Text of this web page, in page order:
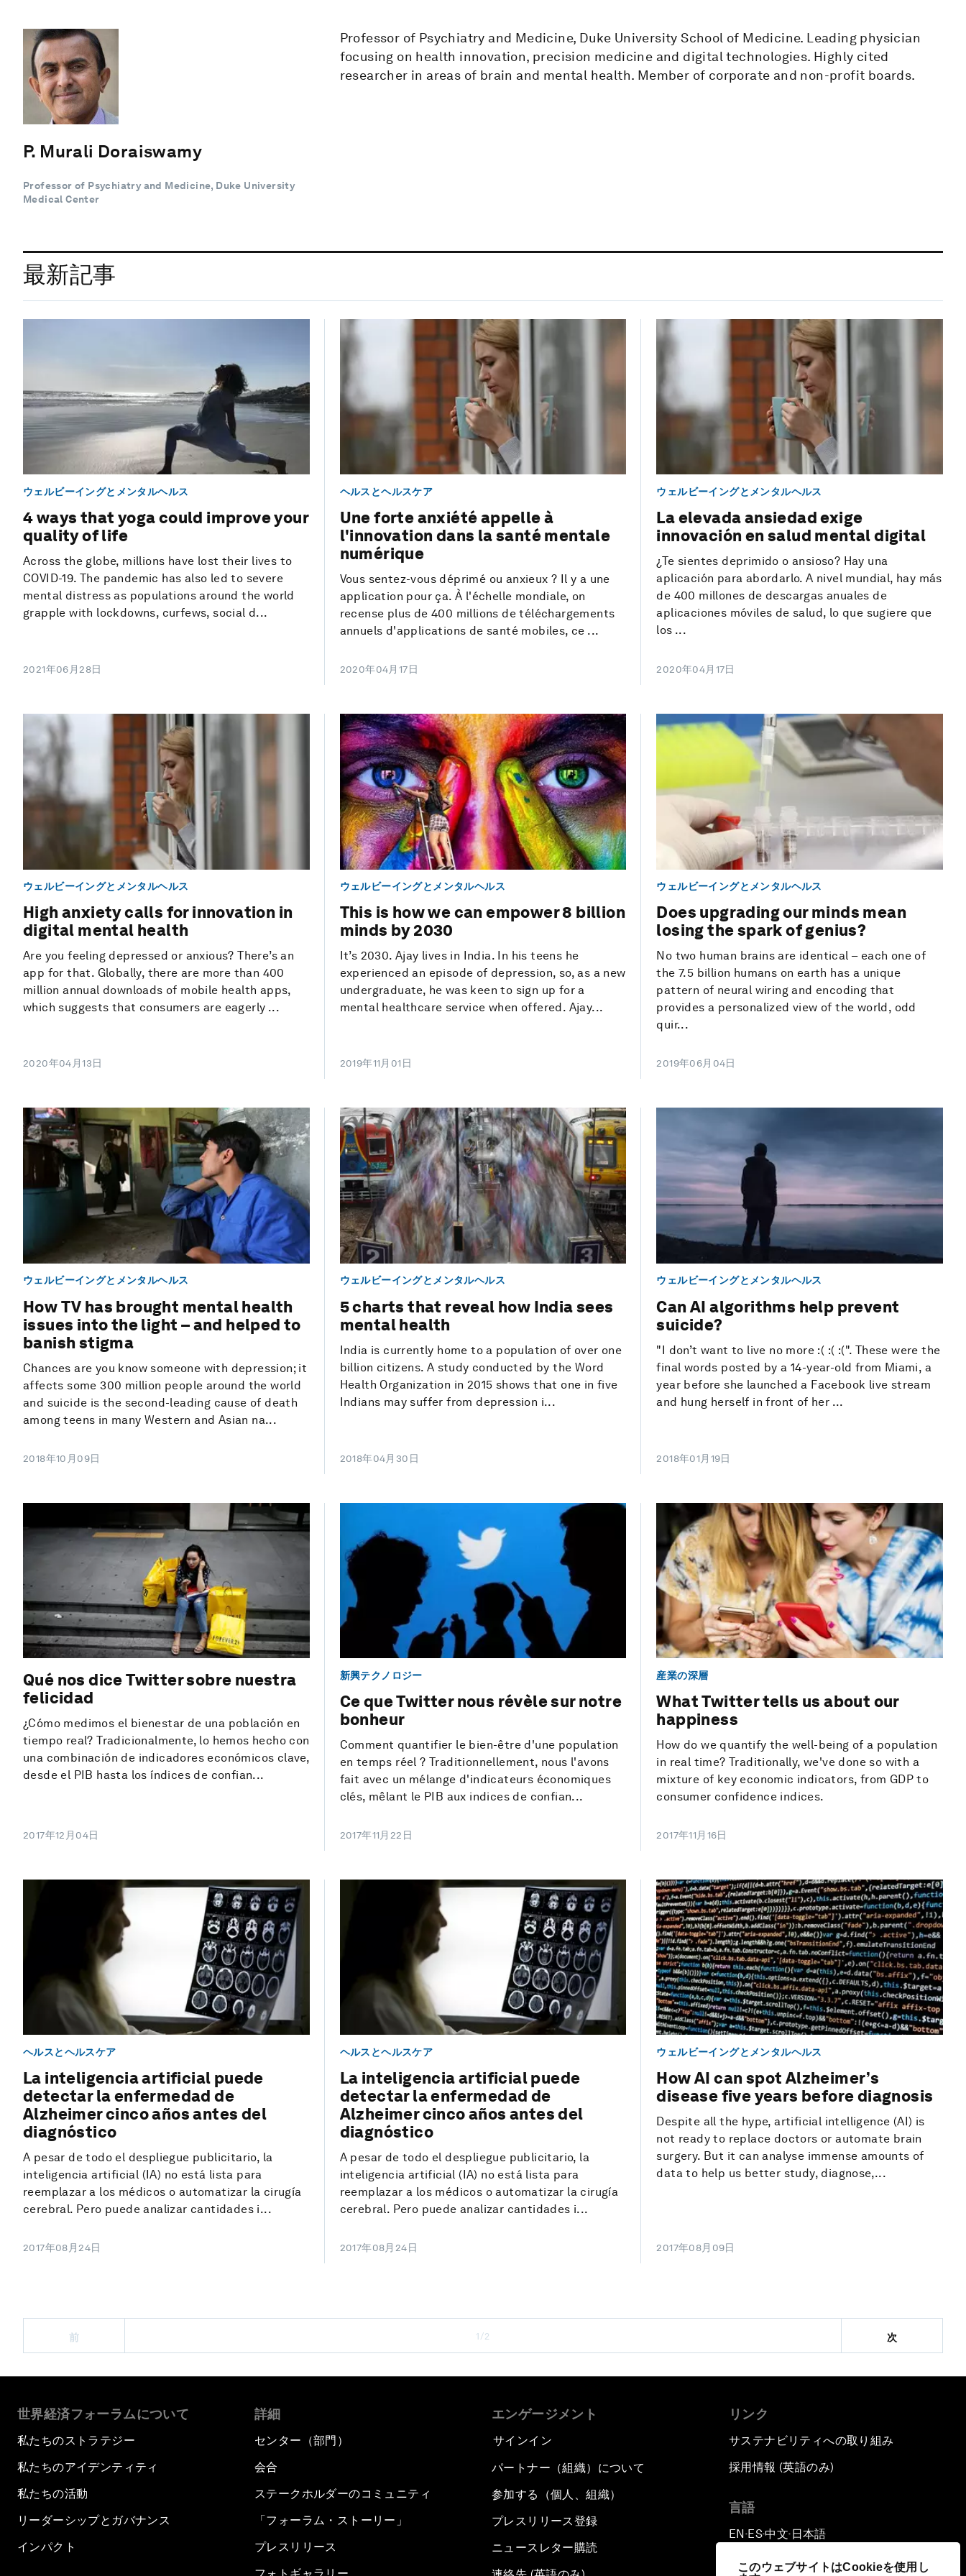
このウェブサイトはCookieを使用し
P. Murali Doraiswamy
Professor of Psychiatry and Medicine, Duke University
Medical Center
Professor of Psychiatry and Medicine, Duke University School of Medicine. Leading physician
focusing on health innovation, precision medicine and digital technologies. Highly cited
researcher in areas of brain and mental health. Member of corporate and non-profit boards.
最新記事
ウェルビーイングとメンタルヘルス
4 ways that yoga could improve your
quality of life
Across the globe, millions have lost their lives to
COVID-19. The pandemic has also led to severe
mental distress as populations around the world
grapple with lockdowns, curfews, social d...
2021年06月28日
ヘルスとヘルスケア
Une forte anxiété appelle à
l'innovation dans la santé mentale
numérique
Vous sentez-vous déprimé ou anxieux ? Il y a une
application pour ça. À l'échelle mondiale, on
recense plus de 400 millions de téléchargements
annuels d'applications de santé mobiles, ce ...
2020年04月17日
ウェルビーイングとメンタルヘルス
La elevada ansiedad exige
innovación en salud mental digital
¿Te sientes deprimido o ansioso? Hay una
aplicación para abordarlo. A nivel mundial, hay más
de 400 millones de descargas anuales de
aplicaciones móviles de salud, lo que sugiere que
los ...
2020年04月17日
ウェルビーイングとメンタルヘルス
High anxiety calls for innovation in
digital mental health
Are you feeling depressed or anxious? There’s an
app for that. Globally, there are more than 400
million annual downloads of mobile health apps,
which suggests that consumers are eagerly ...
2020年04月13日
ウェルビーイングとメンタルヘルス
This is how we can empower 8 billion
minds by 2030
It’s 2030. Ajay lives in India. In his teens he
experienced an episode of depression, so, as a new
undergraduate, he was keen to sign up for a
mental healthcare service when offered. Ajay...
2019年11月01日
ウェルビーイングとメンタルヘルス
Does upgrading our minds mean
losing the spark of genius?
No two human brains are identical – each one of
the 7.5 billion humans on earth has a unique
pattern of neural wiring and encoding that
provides a personalized view of the world, odd
quir...
2019年06月04日
ウェルビーイングとメンタルヘルス
How TV has brought mental health
issues into the light – and helped to
banish stigma
Chances are you know someone with depression; it
affects some 300 million people around the world
and suicide is the second-leading cause of death
among teens in many Western and Asian na...
2018年10月09日
ウェルビーイングとメンタルヘルス
5 charts that reveal how India sees
mental health
India is currently home to a population of over one
billion citizens. A study conducted by the Word
Health Organization in 2015 shows that one in five
Indians may suffer from depression i...
2018年04月30日
ウェルビーイングとメンタルヘルス
Can AI algorithms help prevent
suicide?
"I don’t want to live no more :( :( :(". These were the
final words posted by a 14-year-old from Miami, a
year before she launched a Facebook live stream
and hung herself in front of her ...
2018年01月19日
Qué nos dice Twitter sobre nuestra
felicidad
¿Cómo medimos el bienestar de una población en
tiempo real? Tradicionalmente, lo hemos hecho con
una combinación de indicadores económicos clave,
desde el PIB hasta los índices de confian...
2017年12月04日
新興テクノロジー
Ce que Twitter nous révèle sur notre
bonheur
Comment quantifier le bien-être d'une population
en temps réel ? Traditionnellement, nous l'avons
fait avec un mélange d'indicateurs économiques
clés, mêlant le PIB aux indices de confian...
2017年11月22日
産業の深層
What Twitter tells us about our
happiness
How do we quantify the well-being of a population
in real time? Traditionally, we've done so with a
mixture of key economic indicators, from GDP to
consumer confidence indices.
2017年11月16日
ヘルスとヘルスケア
La inteligencia artificial puede
detectar la enfermedad de
Alzheimer cinco años antes del
diagnóstico
A pesar de todo el despliegue publicitario, la
inteligencia artificial (IA) no está lista para
reemplazar a los médicos o automatizar la cirugía
cerebral. Pero puede analizar cantidades i...
2017年08月24日
ヘルスとヘルスケア
La inteligencia artificial puede
detectar la enfermedad de
Alzheimer cinco años antes del
diagnóstico
A pesar de todo el despliegue publicitario, la
inteligencia artificial (IA) no está lista para
reemplazar a los médicos o automatizar la cirugía
cerebral. Pero puede analizar cantidades i...
2017年08月24日
ウェルビーイングとメンタルヘルス
How AI can spot Alzheimer’s
disease five years before diagnosis
Despite all the hype, artificial intelligence (AI) is
not ready to replace doctors or automate brain
surgery. But it can analyse immense amounts of
data to help us better study, diagnose,...
2017年08月09日
前 1/2 次
世界経済フォーラムについて
私たちのストラテジー
私たちのアイデンティティ
私たちの活動
リーダーシップとガバナンス
インパクト
詳細
センター（部門）
会合
ステークホルダーのコミュニティ
「フォーラム・ストーリー」
プレスリリース
エンゲージメント
サインイン
パートナー（組織）について
参加する（個人、組織）
プレスリリース登録
ニュースレター購読
リンク
サステナビリティへの取り組み
採用情報 (英語のみ)
言語
EN ▪ES▪中文▪ 日本語